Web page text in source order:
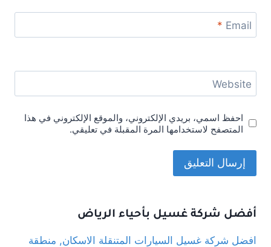
Email
*
Website
احفظ اسمي، بريدي الإلكتروني، والموقع الإلكتروني في هذا
المتصفح لاستخدامها المرة المقبلة في تعليقي.
أفضل شركة غسيل بأحياء الرياض
افضل شركة غسيل السيارات المتنقلة الاسكان, منطقة